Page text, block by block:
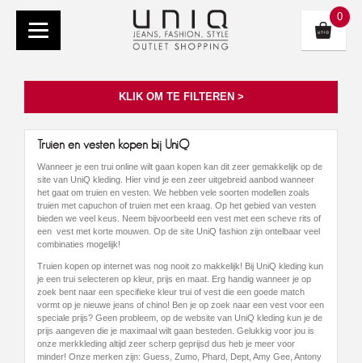
0
KLIK OM TE FILTEREN >
Truien en vesten kopen bij UniQ
Wanneer je een trui online wilt gaan kopen kan dit zeer gemakkelijk op de
site van UniQ kleding. Hier vind je een zeer uitgebreid aanbod wanneer
het gaat om truien en vesten. We hebben vele soorten modellen zoals
truien met capuchon of truien met een kraag. Op het gebied van vesten
bieden we veel keus. Neem bijvoorbeeld een vest met een scheve rits of
een vest met korte mouwen. Op de site UniQ fashion zijn ontelbaar veel
combinaties mogelijk!
Truien kopen op internet was nog nooit zo makkelijk! Bij UniQ kleding kun
je een trui selecteren op kleur, prijs en maat. Erg handig wanneer je op
zoek bent naar een specifieke kleur trui of vest die een goede match
vormt op je nieuwe jeans of chino! Ben je op zoek naar een vest voor een
speciale prijs? Geen probleem, op de website van UniQ kleding kun je de
prijs aangeven die je maximaal wilt gaan besteden. Gelukkig voor jou is
onze merkkleding altijd zeer scherp geprijsd dus heb je meer voor
minder! Onze merken zijn: Guess, Zumo, Phard, Dept, Amy Gee, Antony